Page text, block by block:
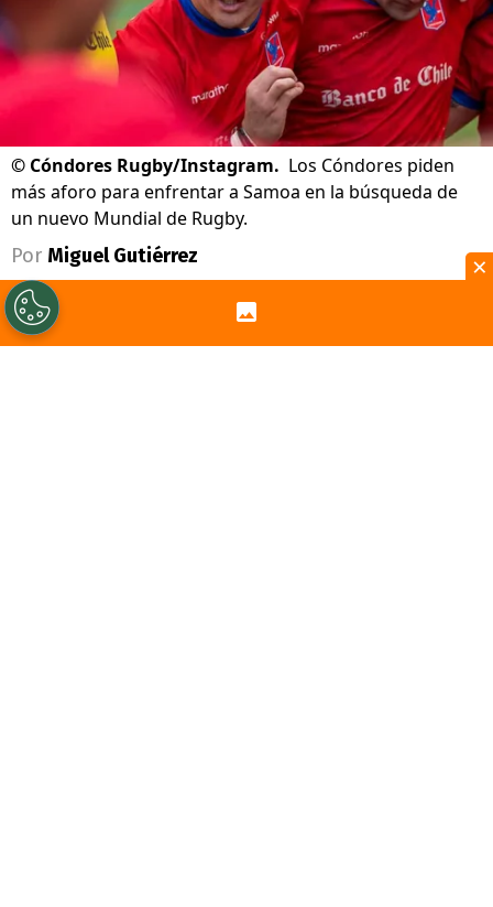
© Cóndores Rugby/Instagram. Los Cóndores piden
más aforo para enfrentar a Samoa en la búsqueda de
un nuevo Mundial de Rugby.
Por Miguel Gutiérrez
Sigue a Redgol en Google!
×